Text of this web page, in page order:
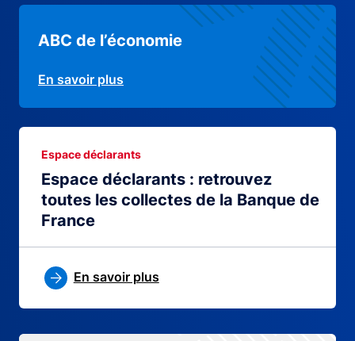
ABC de l’économie
En savoir plus
Espace déclarants : retrouvez
toutes les collectes de la Banque de
France
Espace déclarants
En savoir plus